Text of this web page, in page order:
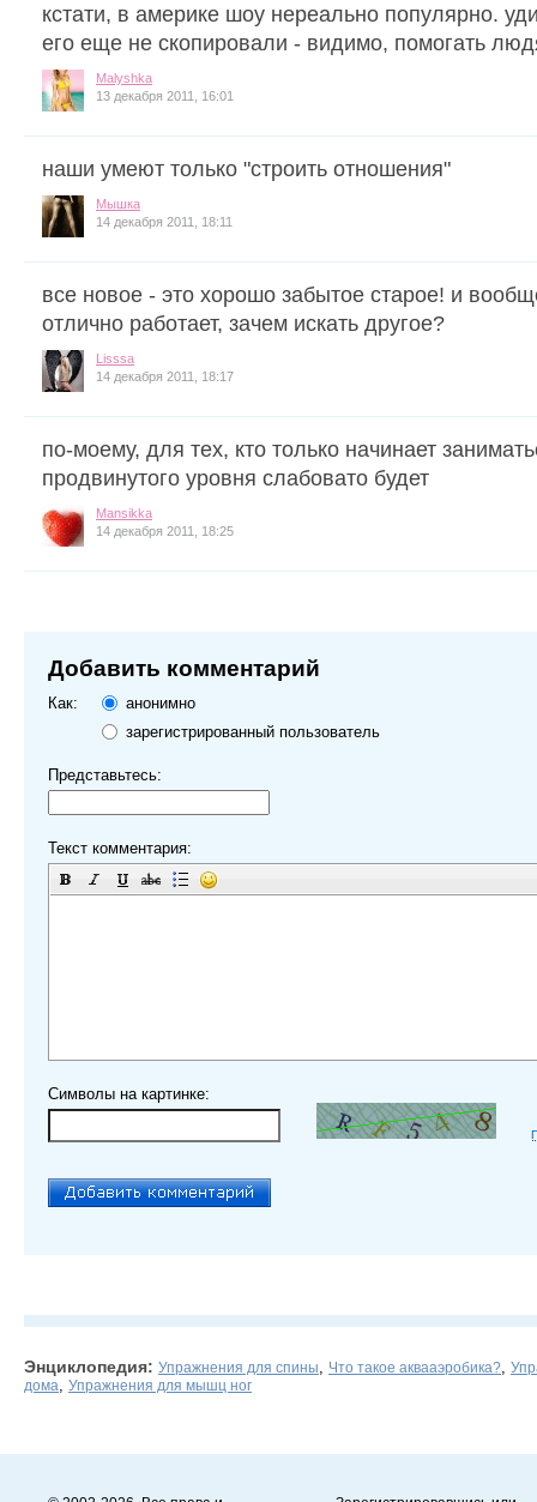
кстати, в америке шоу нереально популярно.
его еще не скопировали - видимо, помогать
Malyshka
13 декабря 2011, 16:01
наши умеют только "строить отношения"
Мышка
14 декабря 2011, 18:11
все новое - это хорошо забытое старое! и
отлично работает, зачем искать другое?
Lisssa
14 декабря 2011, 18:17
по-моему, для тех, кто только начинает
продвинутого уровня слабовато будет
Mansikka
14 декабря 2011, 18:25
Добавить комментарий
Как:
анонимно
зарегистрированный пользователь
Представьтесь:
Текст комментария:
Символы на картинке:
Энциклопедия: Упражнения для спины Что такое аквааэробика?
дома
Упражнения для мышц ног